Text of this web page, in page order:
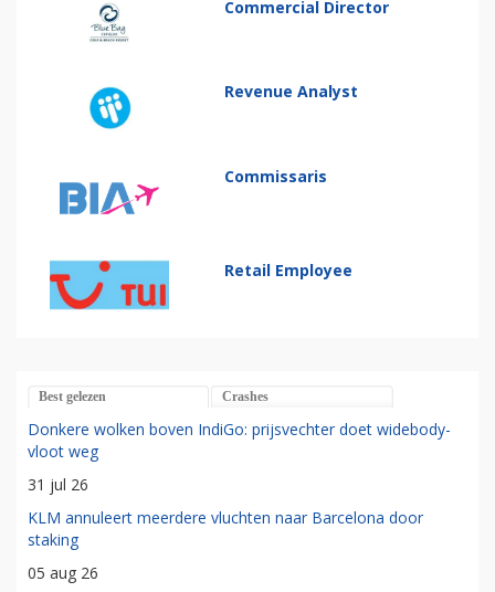
Commercial Director
Revenue Analyst
Commissaris
Retail Employee
Best gelezen Crashes
Donkere wolken boven IndiGo: prijsvechter doet widebody-
vloot weg
31 jul 26
KLM annuleert meerdere vluchten naar Barcelona door
staking
05 aug 26